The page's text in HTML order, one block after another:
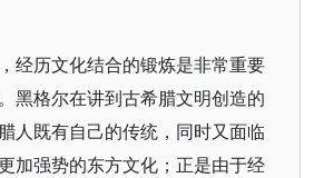
经历文化结合的锻炼是非常重要
黑格尔在讲到古希腊文明创造的
人既有自己的传统，同时又面临
加强势的东方文化；正是由于经